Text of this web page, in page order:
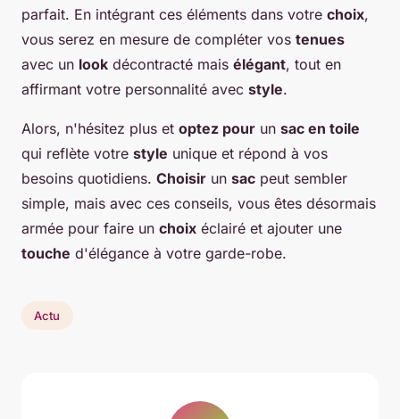
parfait. En intégrant ces éléments dans votre choix,
vous serez en mesure de compléter vos tenues
avec un look décontracté mais élégant, tout en
affirmant votre personnalité avec style.
Alors, n'hésitez plus et optez pour un sac en toile
qui reflète votre style unique et répond à vos
besoins quotidiens. Choisir un sac peut sembler
simple, mais avec ces conseils, vous êtes désormais
armée pour faire un choix éclairé et ajouter une
touche d'élégance à votre garde-robe.
Actu